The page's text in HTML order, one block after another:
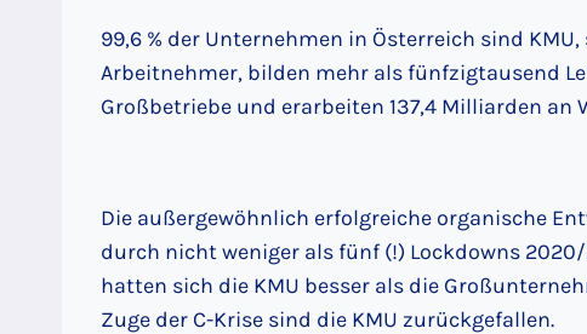
99,6 % der Unternehmen in Österreich sind
Arbeitnehmer, bilden mehr als fünfzigtausend
Großbetriebe und erarbeiten 137,4 Milliarden
Die außergewöhnlich erfolgreiche organische
durch nicht weniger als fünf (!) Lockdowns
hatten sich die KMU besser als die
Zuge der C-Krise sind die KMU zurückgefallen.